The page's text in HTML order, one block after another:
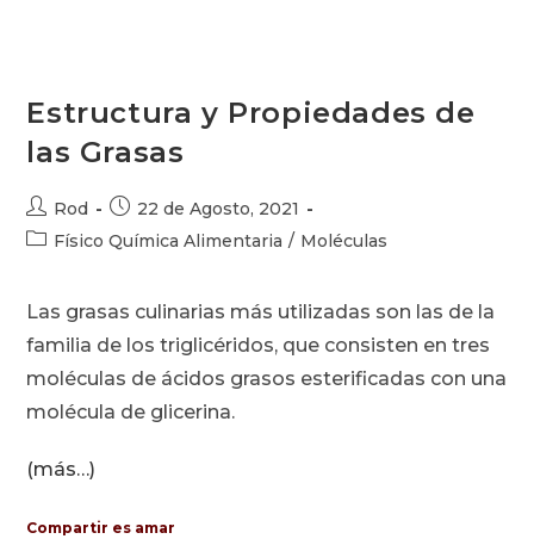
Estructura y Propiedades de
las Grasas
Autor
de
Rod
Publicación
de
la
22 de Agosto, 2021
Categoría
entrada:
Físico Química Alimentaria / Moléculas
Las grasas culinarias más utilizadas son las de la
familia de los triglicéridos, que consisten en tres
moléculas de ácidos grasos esterificadas con una
molécula de glicerina.
(más…)
Compartir es amar